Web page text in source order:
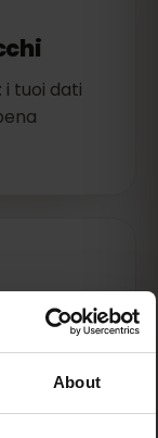
About
i tuoi dati
per
che ti